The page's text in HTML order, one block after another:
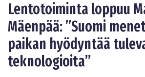
Lentotoiminta loppuu
Mäenpää: ”Suomi
paikan hyödyntää
teknologioita”